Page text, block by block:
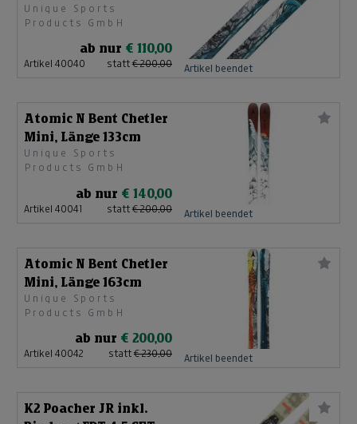
Kinderski
Unique Sports
Products GmbH
ab nur € 110,00
Artikel 40040 statt € 200,00 Artikel beendet
Atomic N Bent Chetler
Mini, Länge 133cm
Unique Sports
Products GmbH
ab nur € 140,00
Artikel 40041 statt € 200,00 Artikel beendet
Atomic N Bent Chetler
Mini, Länge 163cm
Unique Sports
Products GmbH
ab nur € 200,00
Artikel 40042 statt € 230,00 Artikel beendet
K2 Poacher JR inkl.